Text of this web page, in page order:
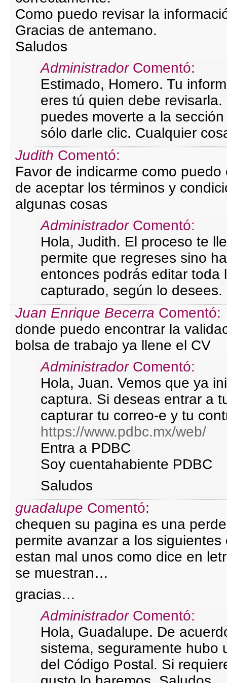
Como puedo revisar la
Gracias de antemano.
Saludos
Administrador Comentó:
Estimado, Homero. Tu
eres tú quien debe
puedes moverte a la
sólo darle clic. Cualquier
Judith Comentó:
Favor de indicarme como
de aceptar los términos y
algunas cosas
Administrador Comentó:
Hola, Judith. El proceso te
permite que regreses sino
entonces podrás editar toda
capturado, según lo desees.
Juan Enrique Becerra Comentó:
donde puedo encontrar la
bolsa de trabajo ya llene el CV
Administrador Comentó:
Hola, Juan. Vemos que ya
captura. Si deseas entrar a
capturar tu correo-e y tu
https://www.pdbc.mx/web/
Entra a PDBC
Soy cuentahabiente PDBC
Saludos
guadalupe Comentó:
chequen su pagina es una
permite avanzar a los
estan mal unos como dice en
se muestran…
gracias…
Administrador Comentó:
Hola, Guadalupe. De
sistema, seguramente hubo
del Código Postal. Si